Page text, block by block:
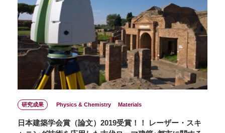
研究成果 Physics & Chemistry Materials
日本建築学会賞（論文）2019受賞！！ レーザー・スキ